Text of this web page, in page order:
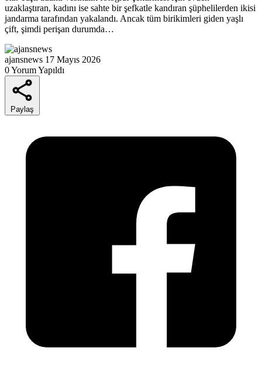
uzaklaştıran, kadını ise sahte bir şefkatle kandıran şüphelilerden ikisi
jandarma tarafından yakalandı. Ancak tüm birikimleri giden yaşlı
çift, şimdi perişan durumda…
ajansnews 17 Mayıs 2026
0 Yorum Yapıldı
Paylaş